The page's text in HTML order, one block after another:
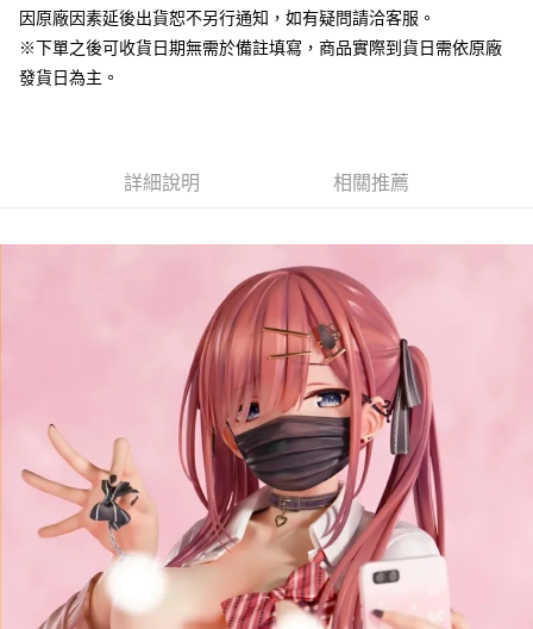
流程，驗證手機門號後，選擇欲分期的期數、繳款截止日，確認付款後即完
成交易。
3.實際核准額度、可分期數及費用金額請依後續交易確認頁面所載為準。
4.訂單成立30分鐘內，如未前往確認交易或遇審核未通過，訂單將自動取
1.本服務係由「台灣大哥大股份有限公司」（以下簡稱本公司）所提供，讓
用戶於交易時，得透過本服務購買商品或服務，並由商店將買賣／分期付款
買賣價金債權讓與本公司後，依約使用本公司帳單繳交帳款。
2.基於同意付款使用「大哥付你分期」之契約關係目的，商店將以您的個人
資料（包含姓名、電話或地址）提供予台灣大哥大進項蒐集、處理及利用，
由本公司與您本人進行分期帳單所需資料之確認、核對及更正。
3.完整用戶服務條款，請詳閱以下連結：https://oppay.tw/userRule
運送方式
預購-付款後全家取貨(舊)
每筆NT$90，滿NT$3,000(含以上)免運費
每筆NT$120，滿NT$3,000(含以上)免運費
每筆NT$160，滿NT$3,000(含以上)免運費
東海門市自取，需自備購物袋取貨唷。
因原廠因素延後出貨恕不另行通知，如有疑問請洽客服。
※下單之後可收貨日期無需於備註填寫，商品實際到貨日需依原廠
發貨日為主。
詳細說明 相關推薦